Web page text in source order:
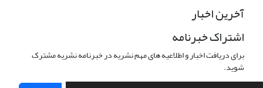
آخرین اخبار
اشتراک خبرنامه
برای دریافت اخبار و اطلاعیه های مهم نشریه در خبرنامه نشریه مشترک
شوید.